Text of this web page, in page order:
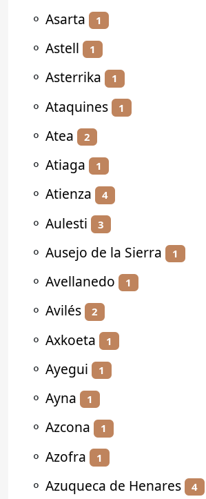
⚬ Asarta 1
⚬ Astell 1
⚬ Asterrika 1
⚬ Ataquines 1
⚬ Atea 2
⚬ Atiaga 1
⚬ Atienza 4
⚬ Aulesti 3
⚬ Ausejo de la Sierra 1
⚬ Avellanedo 1
⚬ Avilés 2
⚬ Axkoeta 1
⚬ Ayegui 1
⚬ Ayna 1
⚬ Azcona 1
⚬ Azofra 1
⚬ Azuqueca de Henares 4